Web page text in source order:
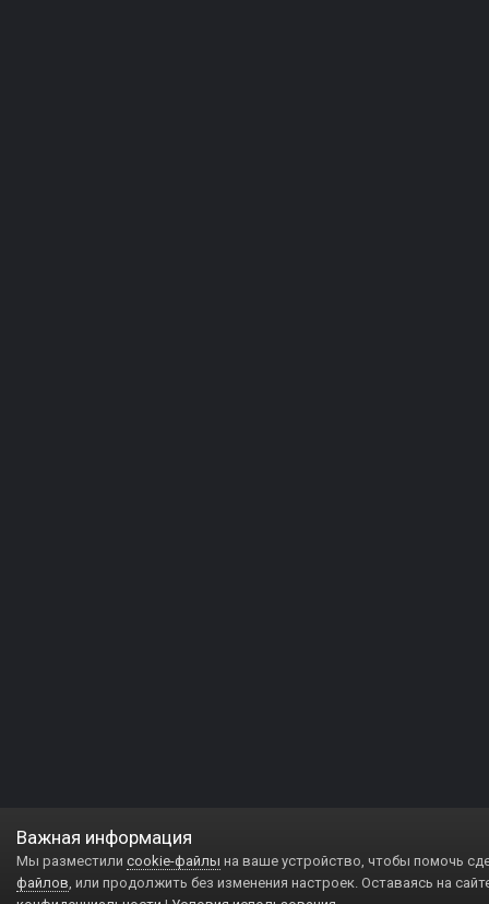
Важная информация
Мы разместили cookie-файлы на ваше устройство, чтобы помочь
файлов, или продолжить без изменения настроек. Оставаясь на